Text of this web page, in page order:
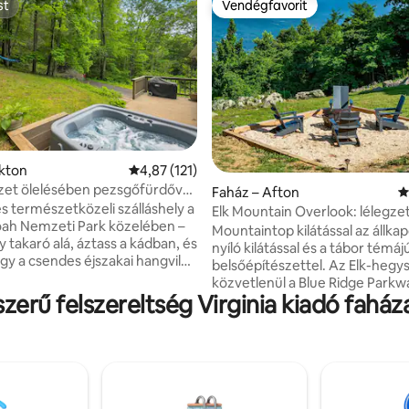
130 vélemény Átlagos értékelés: 5/4,87, 121 vélemény
4,87 (121)
ölelésében pezsgőfürdővel,
SNP közelében
természetközeli szálláshely a
Nemzeti Park közelében –
takaró alá, áztass a kádban, és
a csendes éjszakai hangvilág
Nemzeti Parktól és a
kandalló – Privát
egy romantikus kiruccanáshoz
Vendégfavorit
Vendégfavorit
Faház – Afton
Elk Mountain Overlook:
kilátás
Mountaintop kilátással az
nyíló kilátással és a tábor
belsőépítészettel. Az Elk-
közvetlenül a Blue Ridge
található ez a kis faház
percre Charlottesville-től, 10
ahol 2 nagyméretű hálószoba,
személyes áztató kád, kétfejű
felszereltség Virginia kiadó